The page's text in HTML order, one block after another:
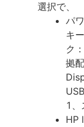
選択で、
パ
キ
ク
拠
1、
HP